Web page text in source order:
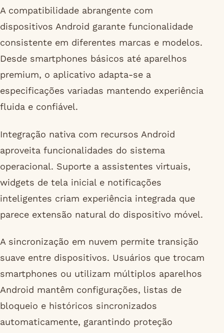
A compatibilidade abrangente com
dispositivos Android garante funcionalidade
consistente em diferentes marcas e modelos.
Desde smartphones básicos até aparelhos
premium, o aplicativo adapta-se a
especificações variadas mantendo experiência
fluida e confiável.
Integração nativa com recursos Android
aproveita funcionalidades do sistema
operacional. Suporte a assistentes virtuais,
widgets de tela inicial e notificações
inteligentes criam experiência integrada que
parece extensão natural do dispositivo móvel.
A sincronização em nuvem permite transição
suave entre dispositivos. Usuários que trocam
smartphones ou utilizam múltiplos aparelhos
Android mantêm configurações, listas de
bloqueio e históricos sincronizados
automaticamente, garantindo proteção